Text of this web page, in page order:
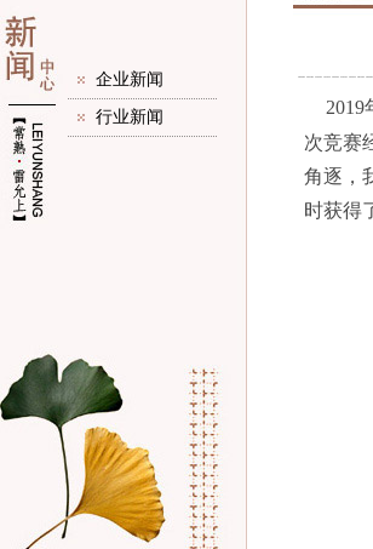
企业新闻
行业新闻
次竞赛
角逐，
时获得